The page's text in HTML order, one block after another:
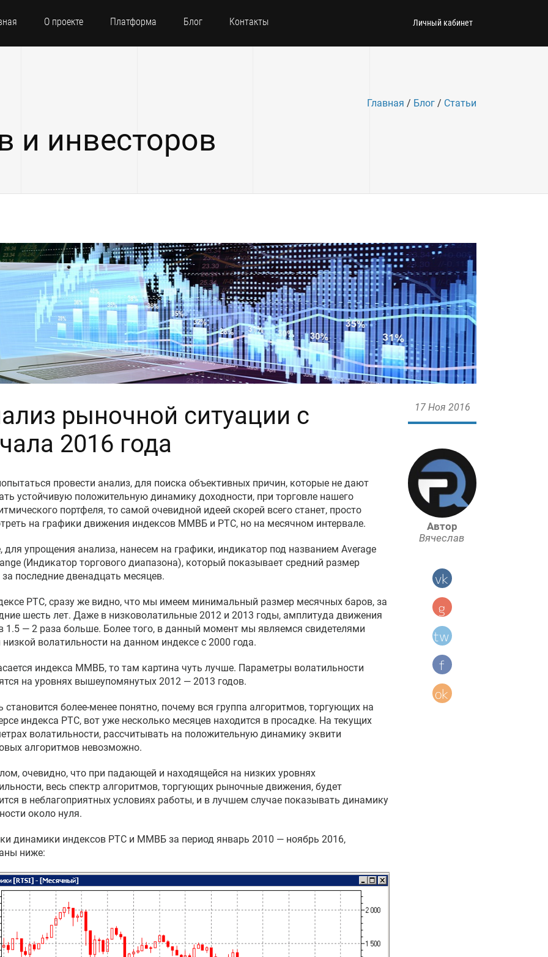
О проекте Платформа Блог Контакты Личный кабинет
Главная / Блог / Статьи
и инвесторов
рыночной ситуации с
2016 года
провести анализ, для поиска объективных причин, которые не дают
устойчивую положительную динамику доходности, при торговле нашего
портфеля, то самой очевидной идеей скорей всего станет, просто
на графики движения индексов ММВБ и РТС, но на месячном интервале.
для упрощения анализа, нанесем на графики, индикатор под названием Average
(Индикатор торгового диапазона), который показывает средний размер
за последние двенадцать месяцев.
РТС, сразу же видно, что мы имеем минимальный размер месячных баров, за
шесть лет. Даже в низковолатильные 2012 и 2013 годы, амплитуда движения
1.5 — 2 раза больше. Более того, в данный момент мы являемся свидетелями
волатильности на данном индексе с 2000 года.
индекса ММВБ, то там картина чуть лучше. Параметры волатильности
на уровнях вышеупомянутых 2012 — 2013 годов.
становится более-менее понятно, почему вся группа алгоритмов, торгующих на
индекса РТС, вот уже несколько месяцев находится в просадке. На текущих
волатильности, рассчитывать на положительную динамику эквити
алгоритмов невозможно.
очевидно, что при падающей и находящейся на низких уровнях
весь спектр алгоритмов, торгующих рыночные движения, будет
в неблагоприятных условиях работы, и в лучшем случае показывать динамику
около нуля.
динамики индексов РТС и ММВБ за период январь 2010 — ноябрь 2016,
ниже:
17 Ноя 2016
Автор
Вячеслав